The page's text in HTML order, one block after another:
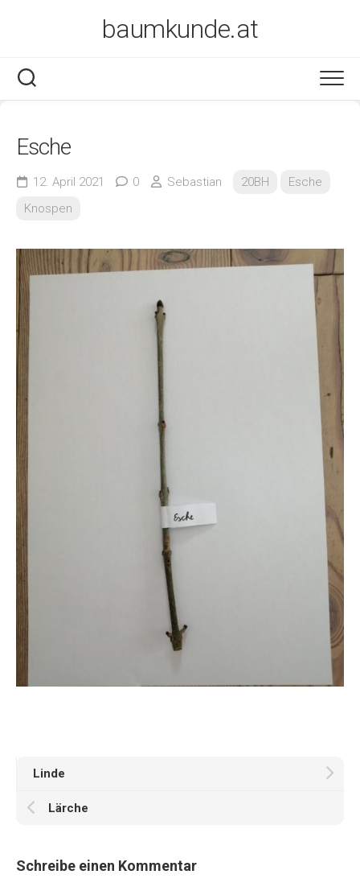
baumkunde.at
Esche
12. April 2021 0 Sebastian 20BH
Esche
Knospen
Linde
Lärche
Schreibe einen Kommentar